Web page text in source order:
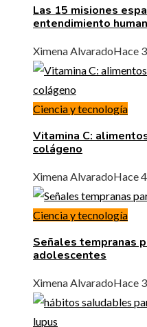
Las 15 misiones
entendimiento
Ximena AlvaradoHace
Ciencia y tecnología
Vitamina C:
colágeno
Ximena AlvaradoHace
Ciencia y tecnología
Señales tempranas
adolescentes
Ximena AlvaradoHace